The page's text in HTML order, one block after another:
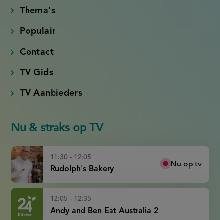
Thema's
Populair
Contact
TV Gids
TV Aanbieders
Nu & straks op TV
11:30 - 12:05
Rudolph's Bakery
Nu op tv
12:05 - 12:35
Andy and Ben Eat Australia 2